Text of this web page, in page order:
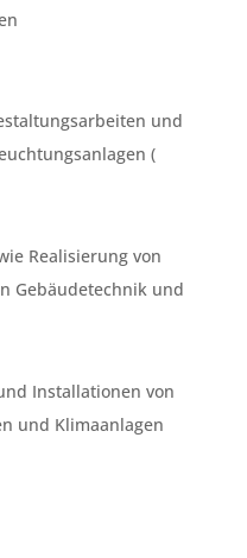
und
(
Realisierung von
Gebäudetechnik und
Installationen von
und Klimaanlagen